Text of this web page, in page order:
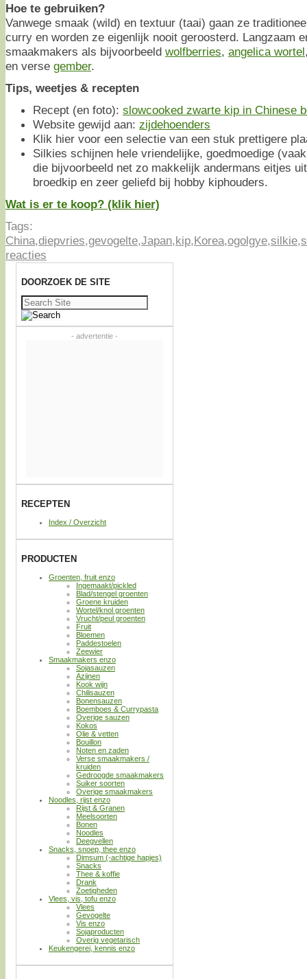
Hoe te gebruiken?
Vanwege smaak (wild) en textuur (taai) gaan ze
curry en worden ze eigenlijk nooit geroosterd. Langzaam
smaakmakers als bijvoorbeeld wolfberries, angelica wortel
en verse gember.
Tips, weetjes & recepten
Recept (en foto): slowcooked zwarte kip in Chinese
Website gewijd aan: zijdehoenders
Klik hier voor een selectie van een stuk prettigere
Silkies schijnen hele vriendelijke, goedmoedige
die bijvoorbeeld net zo makkelijk andermans eitjes
broedkip en zeer geliefd bij hobby kiphouders.
Wat is er te koop? (klik hier)
Tags:
China,diepvries,gevogelte,Japan,kip,Korea,ogolgye,silkie,
reacties
DOORZOEK DE SITE
Zoeken
naar:
- advertentie -
RECEPTEN
Index / Overzicht
PRODUCTEN
Groenten, fruit enzo
Ingemaakt/pickled
Blad/stengel groenten
Groene kruiden
Wortel/knol groenten
Vrucht/peul groenten
Fruit
Bloemen
Paddestoelen
Zeewier
Smaakmakers enzo
Sojasauzen
Azijnen
Kook wijn
Chilisauzen
Bonensauzen
Boemboes & Currypasta
Overige sauzen
Kokos
Olie & vetten
Bouillon
Noten en zaden
Verse smaakmakers /
kruiden
Gedroogde smaakmakers
Suiker soorten
Overige smaakmakers
Noodles, rijst enzo
Rijst & Granen
Meelsoorten
Bonen
Noodles
Deegvellen
Snacks, snoep, thee enzo
Dimsum (-achtige hapjes)
Snacks
Thee & koffie
Drank
Zoetigheden
Vlees, vis, tofu enzo
Vlees
Gevogelte
Vis enzo
Sojaproducten
Overig vegetarisch
Keukengerei, kennis enzo